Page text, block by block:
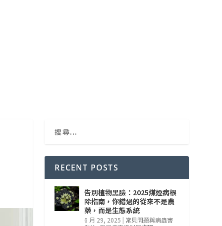
RECENT POSTS
告別植物黑臉：2025煤煙病根
除指南，你錯過的從來不是農
藥，而是生態系統
6 月 29, 2025 | 常見問題與病蟲害